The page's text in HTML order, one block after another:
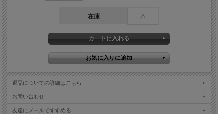
在庫 △
返品についての詳細はこちら
お問い合わせ
友達にメールですすめる